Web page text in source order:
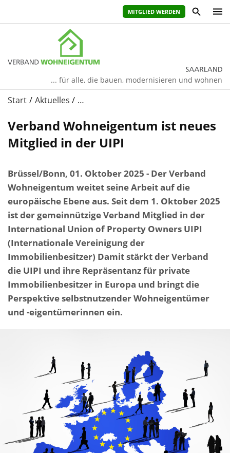
MITGLIED WERDEN
... für alle, die bauen, modernisieren und wohnen
Start Aktuelles …
Verband Wohneigentum ist neues
Mitglied in der UIPI
Brüssel/Bonn, 01. Oktober 2025 - Der Verband
Wohneigentum weitet seine Arbeit auf die
europäische Ebene aus. Seit dem 1. Oktober 2025
ist der gemeinnützige Verband Mitglied in der
International Union of Property Owners UIPI
(Internationale Vereinigung der
Immobilienbesitzer) Damit stärkt der Verband
die UIPI und ihre Repräsentanz für private
Immobilienbesitzer in Europa und bringt die
Perspektive selbstnutzender Wohneigentümer
und -eigentümerinnen ein.